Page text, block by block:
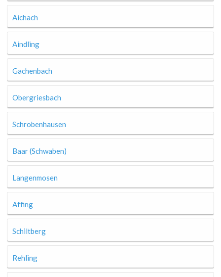
Aichach
Aindling
Gachenbach
Obergriesbach
Schrobenhausen
Baar (Schwaben)
Langenmosen
Affing
Schiltberg
Rehling